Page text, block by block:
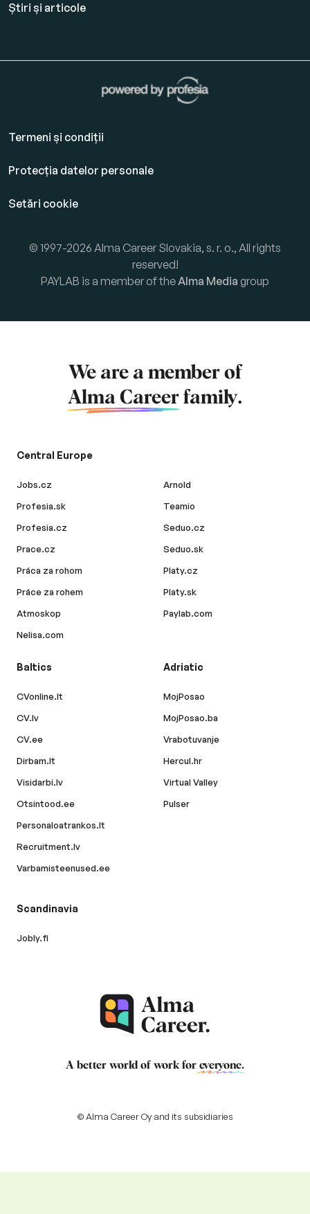
Știri și articole
Termeni și condiții
Protecția datelor personale
Setări cookie
© 1997-2026 Alma Career Slovakia, s. r. o., All rights
reserved!
PAYLAB is a member of theAlma Media group
We are a member of
Alma Career family.
Central Europe
Jobs.cz
Profesia.sk
Profesia.cz
Prace.cz
Práca za rohom
Práce za rohem
Atmoskop
Nelisa.com
Arnold
Teamio
Seduo.cz
Seduo.sk
Platy.cz
Platy.sk
Paylab.com
Baltics
CVonline.lt
CV.lv
CV.ee
Dirbam.lt
Visidarbi.lv
Otsintood.ee
Personaloatrankos.lt
Recruitment.lv
Varbamisteenused.ee
Adriatic
MojPosao
MojPosao.ba
Vrabotuvanje
Hercul.hr
Virtual Valley
Pulser
Scandinavia
Jobly.fi
A better world of work for everyone.
© Alma Career Oy and its subsidiaries